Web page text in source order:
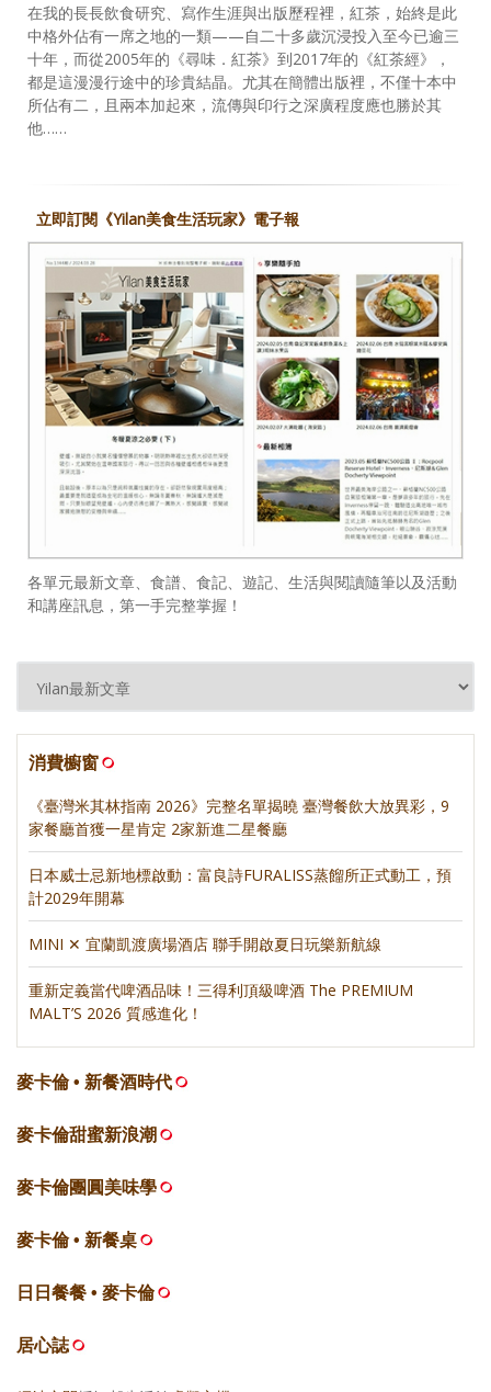
在我的長長飲食研究、寫作生涯與出版歷程裡，紅茶，始終是此
中格外佔有一席之地的一類——自二十多歲沉浸投入至今已逾三
十年，而從2005年的《尋味．紅茶》到2017年的《紅茶經》，
都是這漫漫行途中的珍貴結晶。尤其在簡體出版裡，不僅十本中
所佔有二，且兩本加起來，流傳與印行之深廣程度應也勝於其
他……
立即訂閱《Yilan美食生活玩家》電子報
各單元最新文章、食譜、食記、遊記、生活與閱讀隨筆以及活動
和講座訊息，第一手完整掌握！
消費櫥窗
《臺灣米其林指南 2026》完整名單揭曉 臺灣餐飲大放異彩，9
家餐廳首獲一星肯定 2家新進二星餐廳
日本威士忌新地標啟動：富良詩FURALISS蒸餾所正式動工，預
計2029年開幕
MINI ✕ 宜蘭凱渡廣場酒店 聯手開啟夏日玩樂新航線
重新定義當代啤酒品味！三得利頂級啤酒 The PREMIUM
MALT’S 2026 質感進化！
麥卡倫 • 新餐酒時代
麥卡倫甜蜜新浪潮
麥卡倫團圓美味學
麥卡倫 • 新餐桌
日日餐餐 • 麥卡倫
居心誌